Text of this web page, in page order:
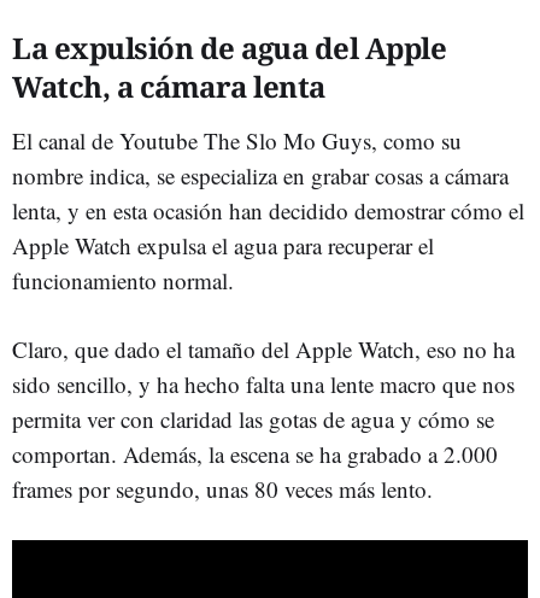
La expulsión de agua del Apple
Watch, a cámara lenta
El canal de Youtube The Slo Mo Guys, como su
nombre indica, se especializa en grabar cosas a cámara
lenta, y en esta ocasión han decidido demostrar cómo el
Apple Watch expulsa el agua para recuperar el
funcionamiento normal.
Claro, que dado el tamaño del Apple Watch, eso no ha
sido sencillo, y ha hecho falta una lente macro que nos
permita ver con claridad las gotas de agua y cómo se
comportan. Además, la escena se ha grabado a 2.000
frames por segundo, unas 80 veces más lento.